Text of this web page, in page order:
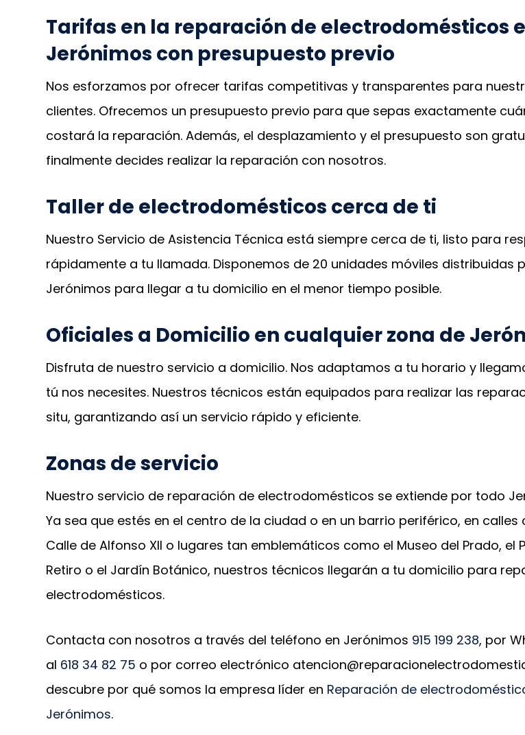
Tarifas en la reparación de electrodomésticos
Jerónimos con presupuesto previo
Nos esforzamos por ofrecer tarifas competitivas y transparentes para
clientes. Ofrecemos un presupuesto previo para que sepas exactamente
costará la reparación. Además, el desplazamiento y el presupuesto son
finalmente decides realizar la reparación con nosotros.
Taller de electrodomésticos cerca de ti
Nuestro Servicio de Asistencia Técnica está siempre cerca de ti, listo para
rápidamente a tu llamada. Disponemos de 20 unidades móviles distribuidas
Jerónimos para llegar a tu domicilio en el menor tiempo posible.
Oficiales a Domicilio en cualquier zona de
Disfruta de nuestro servicio a domicilio. Nos adaptamos a tu horario y
tú nos necesites. Nuestros técnicos están equipados para realizar las
situ, garantizando así un servicio rápido y eficiente.
Zonas de servicio
Nuestro servicio de reparación de electrodomésticos se extiende por todo
Ya sea que estés en el centro de la ciudad o en un barrio periférico, en calles
Calle de Alfonso XII o lugares tan emblemáticos como el Museo del Prado, el
Retiro o el Jardín Botánico, nuestros técnicos llegarán a tu domicilio para
electrodomésticos.
Contacta con nosotros a través del teléfono en Jerónimos 915 199 238, por
al 618 34 82 75 o por correo electrónico
descubre por qué somos la empresa líder en Reparación de
Jerónimos.